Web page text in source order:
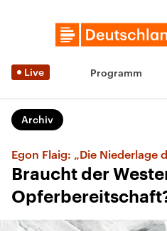
Live Programm
Archiv
Egon Flaig: „Die Niederlage
Braucht der